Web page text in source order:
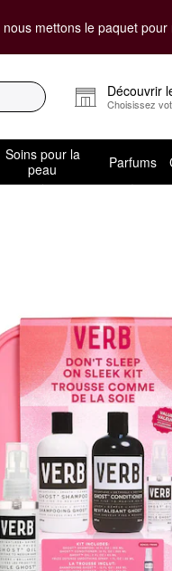
nous mettons le paquet
Découvrir
Choisissez
Soins pour la
peau
Parfums